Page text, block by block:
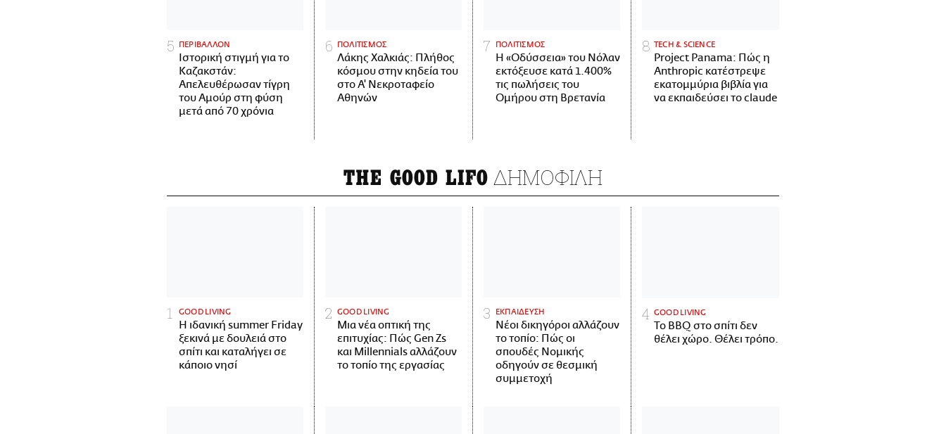
ΠΕΡΙΒΑΛΛΟΝ
Ιστορική στιγμή για το
Καζακστάν:
Απελευθέρωσαν τίγρη
του Αμούρ στη φύση
μετά από 70 χρόνια
ΠΟΛΙΤΙΣΜΟΣ
Λάκης Χαλκιάς: Πλήθος
κόσμου στην κηδεία του
στο Α' Νεκροταφείο
Αθηνών
ΠΟΛΙΤΙΣΜΟΣ
Η «Οδύσσεια» του Νόλαν
εκτόξευσε κατά 1.400%
τις πωλήσεις του
Ομήρου στη Βρετανία
ΤECH & SCIENCE
Project Panama: Πώς η
Anthropic κατέστρεψε
εκατομμύρια βιβλία για
να εκπαιδεύσει το claude
THE GOOD LIFO ΔΗΜΟΦΙΛΗ
GOOD LIVING
Η ιδανική summer Friday
ξεκινά με δουλειά στο
σπίτι και καταλήγει σε
κάποιο νησί
GOOD LIVING
Μια νέα οπτική της
επιτυχίας: Πώς Gen Zs
και Millennials αλλάζουν
το τοπίο της εργασίας
ΕΚΠΑΙΔΕΥΣΗ
Νέοι δικηγόροι αλλάζουν
το τοπίο: Πώς οι
σπουδές Νομικής
οδηγούν σε θεσμική
συμμετοχή
GOOD LIVING
Το BBQ στο σπίτι δεν
θέλει χώρο. Θέλει τρόπο.